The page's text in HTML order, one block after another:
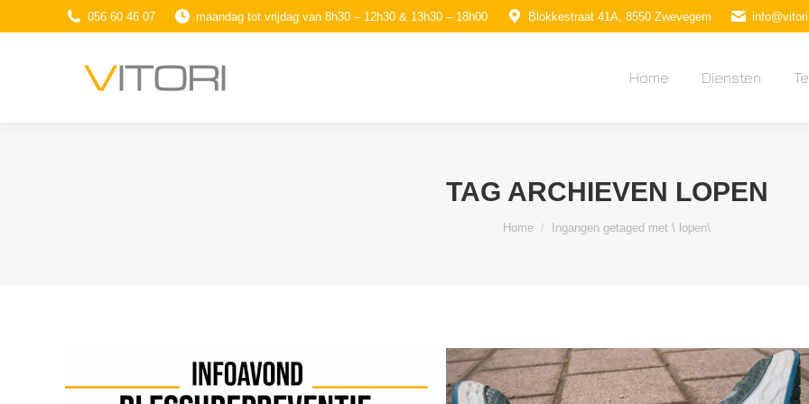
056 60 46 07 maandag tot vrijdag van 8h30 – 12h30 & 13h30 – 18h00 Blokkestraat 41A, 8550 Zwevegem
Home Diensten
TAG ARCHIEVEN LOPEN
Je bent hier:
Home Ingangen getaged met \ lopen\
Home Diensten